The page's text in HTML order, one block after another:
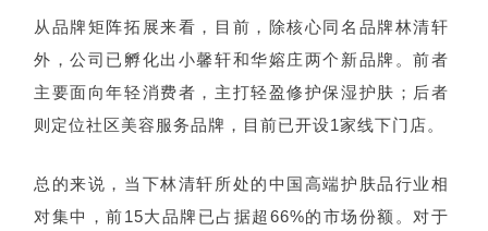
从品牌矩阵拓展来看，目前，除核心同名品牌林清轩
外，公司已孵化出 小馨轩和华嫆庄两个新品牌。前者
主要面向年轻消费者，主打轻盈修护保湿护肤；后者
则定位社区美容服务品牌，目前已开设1家线下门店。
总的来说，当下林清轩所处的中国高端护肤品行业相
对集中，前15大品牌已占据超66%的市场份额。对于